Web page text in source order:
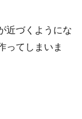
近づくようにな
ってしまいま